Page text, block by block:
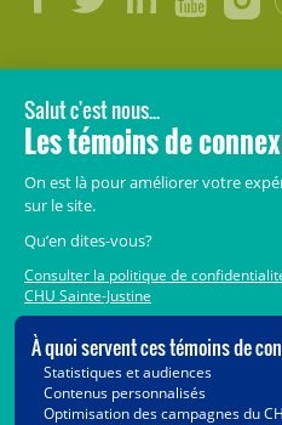
LÉGAL
© 2006-2026CHU Sainte-Justine.
Avis légaux